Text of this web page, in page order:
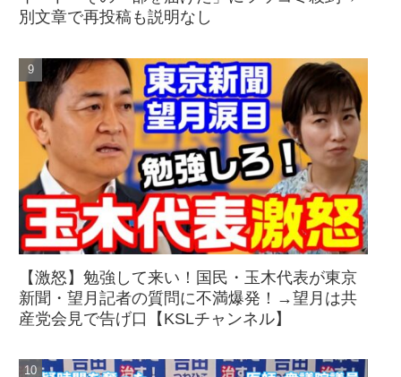
別文章で再投稿も説明なし
【激怒】勉強して来い！国民・玉木代表が東京
新聞・望月記者の質問に不満爆発！→望月は共
産党会見で告げ口【KSLチャンネル】